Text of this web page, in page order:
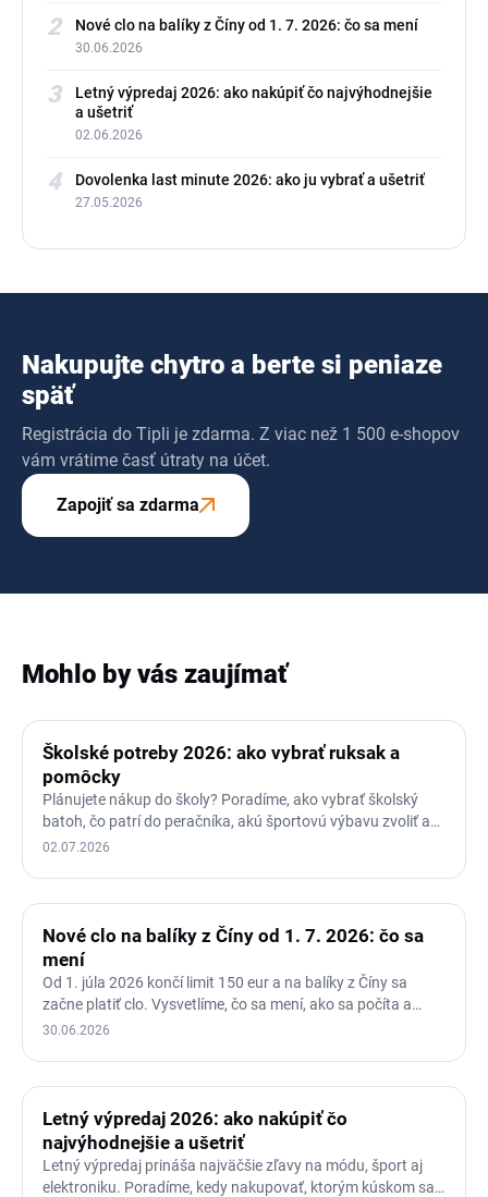
2 Nové clo na balíky z Číny od 1. 7. 2026: čo sa mení
30.06.2026
3
Letný výpredaj 2026: ako nakúpiť čo najvýhodnejšie
a ušetriť
02.06.2026
4 Dovolenka last minute 2026: ako ju vybrať a ušetriť
27.05.2026
Nakupujte chytro a berte si peniaze
späť
Registrácia do Tipli je zdarma. Z viac než 1 500 e-shopov
vám vrátime časť útraty na účet.
Zapojiť sa zdarma
Mohlo by vás zaujímať
Školské potreby 2026: ako vybrať ruksak a
pomôcky
Plánujete nákup do školy? Poradíme, ako vybrať školský
batoh, čo patrí do peračníka, akú športovú výbavu zvoliť a
kedy…
02.07.2026
Nové clo na balíky z Číny od 1. 7. 2026: čo sa
mení
Od 1. júla 2026 končí limit 150 eur a na balíky z Číny sa
začne platiť clo. Vysvetlíme, čo sa mení, ako sa počíta a…
30.06.2026
Letný výpredaj 2026: ako nakúpiť čo
najvýhodnejšie a ušetriť
Letný výpredaj prináša najväčšie zľavy na módu, šport aj
elektroniku. Poradíme, kedy nakupovať, ktorým kúskom sa